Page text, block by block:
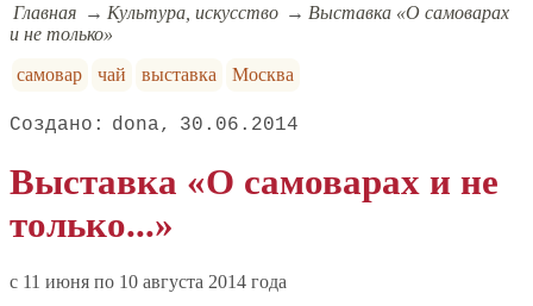
Главная Культура, искусство
Выставка «О самоварах
и не только»
самовар
чай выставка Москва
dona 30.06.2014
Выставка «О самоварах и не
только...»
c 11 июня по 10 августа 2014 года